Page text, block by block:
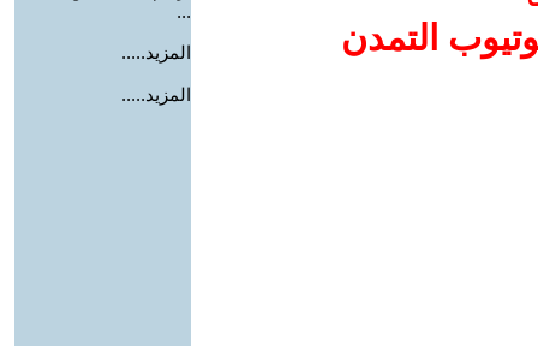
التمدن
...
المزيد.....
المزيد.....